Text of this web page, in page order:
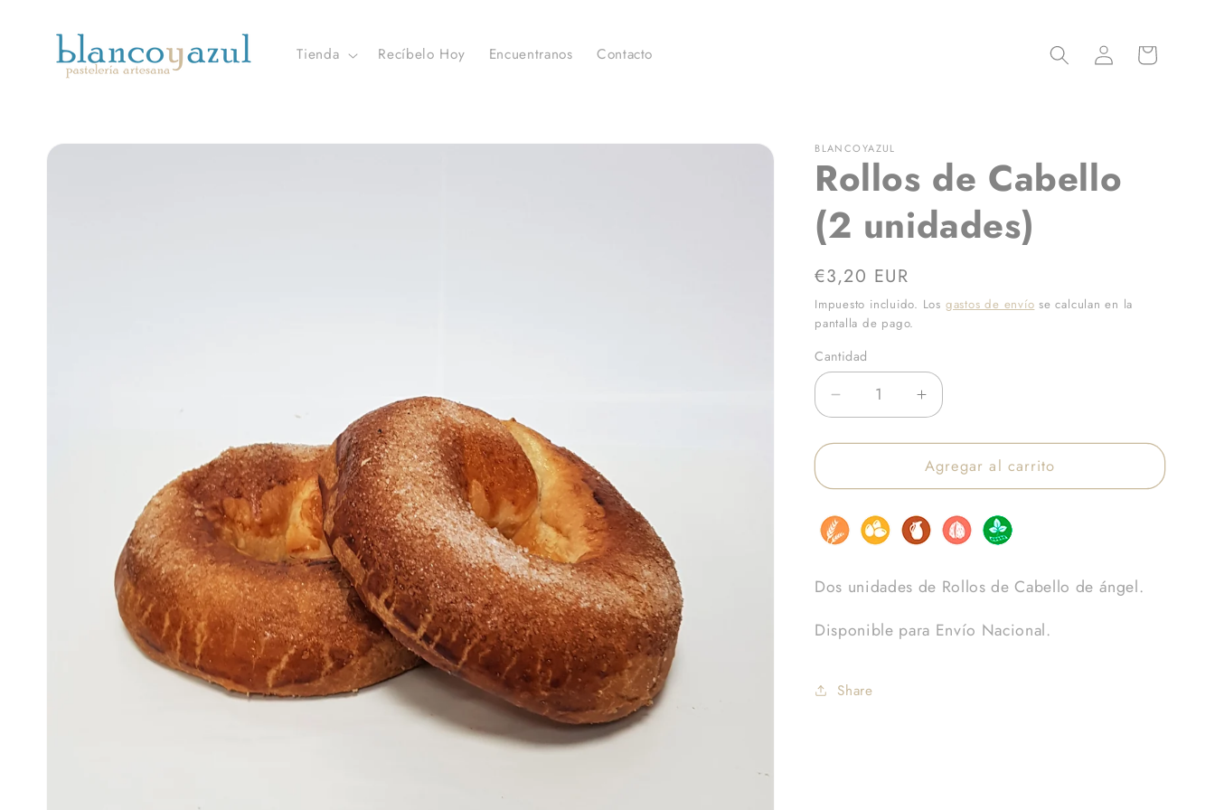
al contenido
Tienda Recíbelo Hoy Encuentranos Contacto
Iniciar
sesión
Carrito
directamente BLANCOYAZUL
Rollos de Cabello
(2 unidades)
Precio
habitual
€3,20 EUR
Impuesto incluido. Los gastos de envío se calculan en la
pantalla de pago.
Cantidad
Reducir
cantidad
para
de
(2
unidades)
Aumentar
cantidad
para
Rollos
de
(2
unidades)
Agregar al carrito
Dos unidades de Rollos de Cabello de ángel.
Disponible para Envío Nacional.
Share